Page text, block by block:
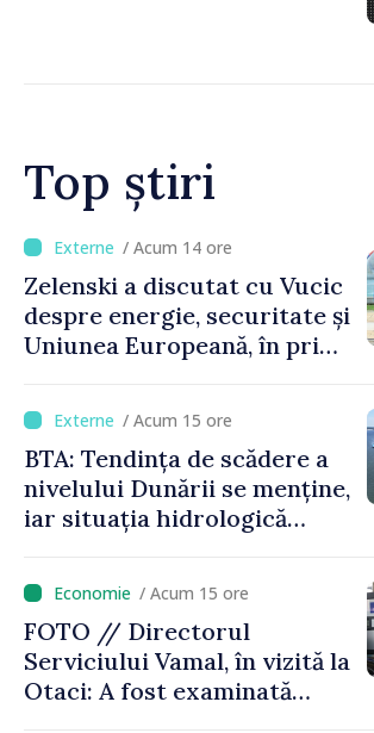
Top știri
/ Acum 9 ore
Bulgaria: Ambasadoarea
Ucrainei, convocată la
Ministerul de Externe în
/ Acum 15 ore
BTA: Tendința de scădere a
nivelului Dunării se menține,
iar situația hidrologică
/ Acum 15 ore
FOTO // Directorul
Serviciului Vamal, în vizită la
Otaci: A fost examinată